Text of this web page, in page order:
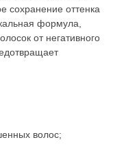
сохранение оттенка
формула,
от негативного
волос;